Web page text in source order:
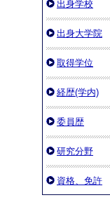
出身学校
出身大学院
取得学位
経歴(学内)
委員歴
研究分野
資格、免許